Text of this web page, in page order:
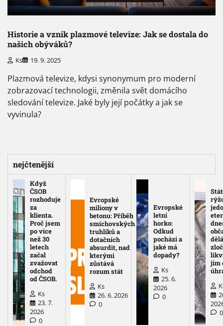
Historie a vznik plazmové televize: Jak se dostala do
našich obýváků?
Ks 19. 9. 2025
Plazmová televize, kdysi synonymum pro moderní
zobrazovací technologii, změnila svět domácího
sledování televize. Jaké byly její počátky a jak se
vyvinula?
nejčtenější
Když
ČSOB
rozhoduje
za
klienta.
Proč jsem
po více
než 30
letech
začal
zvažovat
odchod
od ČSOB.
Ks
23. 7.
2026
0
Evropské
miliony v
betonu: Příběh
smíchovských
truhlíků a
dotačních
absurdit, nad
kterými
zůstává
rozum stát
Ks
26. 6. 2026
0
Evropské
letní
horko:
Odkud
pochází a
jaké má
dopady?
Ks
25. 6.
2026
0
jim
0